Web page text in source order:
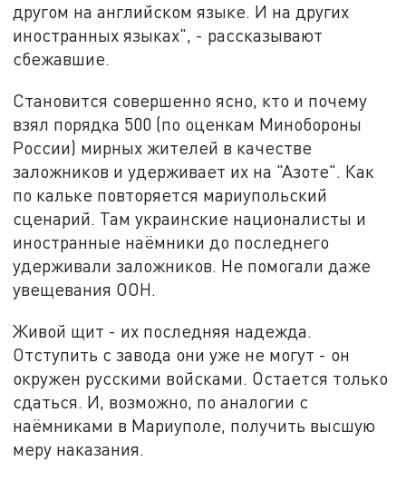
другом на английском языке. И на других
иностранных языках", - рассказывают
сбежавшие.
Становится совершенно ясно, кто и почему
взял порядка 500 (по оценкам Минобороны
России) мирных жителей в качестве
заложников и удерживает их на "Азоте". Как
по кальке повторяется мариупольский
сценарий. Там украинские националисты и
иностранные наёмники до последнего
удерживали заложников. Не помогали даже
увещевания ООН.
Живой щит - их последняя надежда.
Отступить с завода они уже не могут - он
окружен русскими войсками. Остается только
сдаться. И, возможно, по аналогии с
наёмниками в Мариуполе, получить высшую
меру наказания.